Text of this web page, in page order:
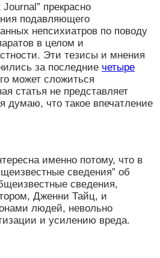
прекрасно
подавляющего
непсихиатров по поводу
в целом и
Эти тезисы и мнения
за последние четыре
может сложиться
статья не представляет
думаю, что такое впечатление
именно потому, что в
сведения” об
сведения,
Дженни Тайц, и
людей, невольно
и усилению вреда.